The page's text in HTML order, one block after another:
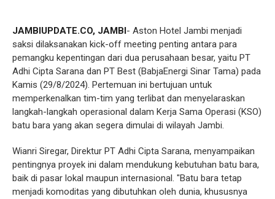
JAMBIUPDATE.CO, JAMBI- Aston Hotel Jambi menjadi
saksi dilaksanakan kick-off meeting penting antara para
pemangku kepentingan dari dua perusahaan besar, yaitu PT
Adhi Cipta Sarana dan PT Best (BabjaEnergi Sinar Tama) pada
Kamis (29/8/2024). Pertemuan ini bertujuan untuk
memperkenalkan tim-tim yang terlibat dan menyelaraskan
langkah-langkah operasional dalam Kerja Sama Operasi (KSO)
batu bara yang akan segera dimulai di wilayah Jambi.
Wianri Siregar, Direktur PT Adhi Cipta Sarana, menyampaikan
pentingnya proyek ini dalam mendukung kebutuhan batu bara,
baik di pasar lokal maupun internasional. "Batu bara tetap
menjadi komoditas yang dibutuhkan oleh dunia, khususnya